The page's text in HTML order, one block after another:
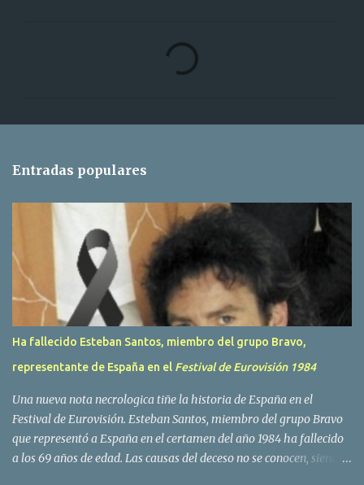
r
s
Entradas populares
Ha fallecido Esteban Santos, miembro del grupo Bravo,
representante de España en el Festival de Eurovisión 1984
Una nueva nota necrologica tiñe la historia de España en el
Festival de Eurovisión. Esteban Santos, miembro del grupo Bravo
que representó a España en el certamen del año 1984 ha fallecido
a los 69 años de edad. Las causas del deceso no se conocen, siendo